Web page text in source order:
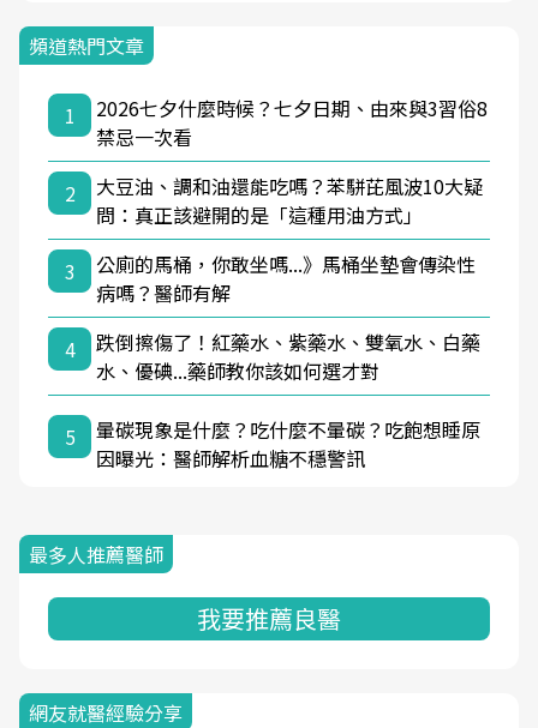
頻道熱門文章
1
2026七夕什麼時候？七夕日期、由來與3習俗8
禁忌一次看
2
大豆油、調和油還能吃嗎？苯駢芘風波10大疑
問：真正該避開的是「這種用油方式」
3
公廁的馬桶，你敢坐嗎...》馬桶坐墊會傳染性
病嗎？醫師有解
4
跌倒擦傷了！紅藥水、紫藥水、雙氧水、白藥
水、優碘...藥師教你該如何選才對
5
暈碳現象是什麼？吃什麼不暈碳？吃飽想睡原
因曝光：醫師解析血糖不穩警訊
最多人推薦醫師
我要推薦良醫
網友就醫經驗分享